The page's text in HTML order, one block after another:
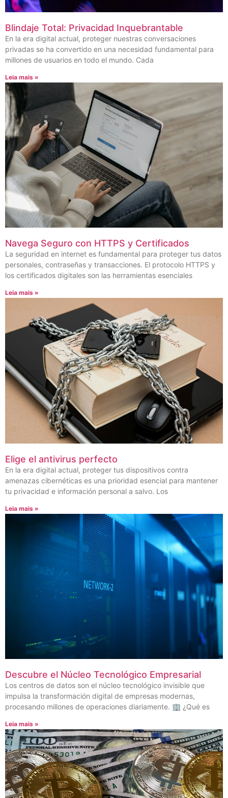
Blindaje Total: Privacidad Inquebrantable
En la era digital actual, proteger nuestras conversaciones
privadas se ha convertido en una necesidad fundamental para
millones de usuarios en todo el mundo. Cada
Leia mais »
Navega Seguro con HTTPS y Certificados
La seguridad en internet es fundamental para proteger tus datos
personales, contraseñas y transacciones. El protocolo HTTPS y
los certificados digitales son las herramientas esenciales
Leia mais »
Elige el antivirus perfecto
En la era digital actual, proteger tus dispositivos contra
amenazas cibernéticas es una prioridad esencial para mantener
tu privacidad e información personal a salvo. Los
Leia mais »
Descubre el Núcleo Tecnológico Empresarial
Los centros de datos son el núcleo tecnológico invisible que
impulsa la transformación digital de empresas modernas,
procesando millones de operaciones diariamente. 🏢 ¿Qué es
Leia mais »